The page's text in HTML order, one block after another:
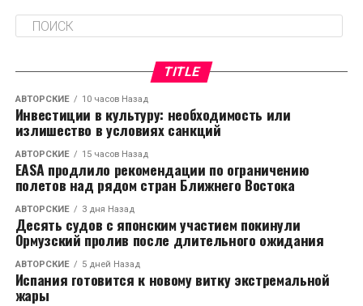
НЕ ПРОПУСТИТЕ
Детские автобусы в России оснастят «мигалками»
TITLE
АВТОРСКИЕ 10 часов Назад
Инвестиции в культуру: необходимость или
излишество в условиях санкций
АВТОРСКИЕ 15 часов Назад
EASA продлило рекомендации по ограничению
полетов над рядом стран Ближнего Востока
АВТОРСКИЕ 3 дня Назад
Десять судов с японским участием покинули
Ормузский пролив после длительного ожидания
АВТОРСКИЕ 5 дней Назад
Испания готовится к новому витку экстремальной
жары